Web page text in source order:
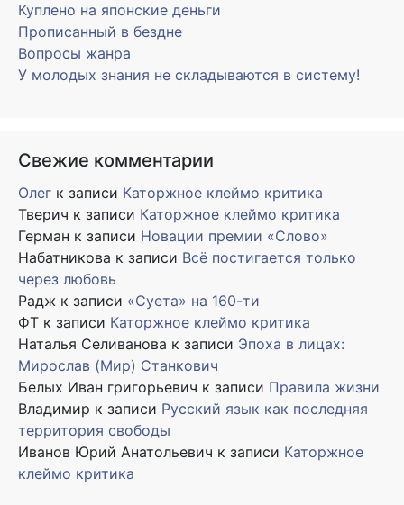
Куплено на японские деньги
Прописанный в бездне
Вопросы жанра
У молодых знания не складываются в систему!
Свежие комментарии
Олег к записи Каторжное клеймо критика
Тверич к записи Каторжное клеймо критика
Герман к записи Новации премии «Слово»
Набатникова к записи Всё постигается только
через любовь
Радж к записи «Суета» на 160-ти
ФТ к записи Каторжное клеймо критика
Наталья Селиванова к записи Эпоха в лицах:
Мирослав (Мир) Станкович
Белых Иван григорьевич к записи Правила жизни
Владимир к записи Русский язык как последняя
территория свободы
Иванов Юрий Анатольевич к записи Каторжное
клеймо критика